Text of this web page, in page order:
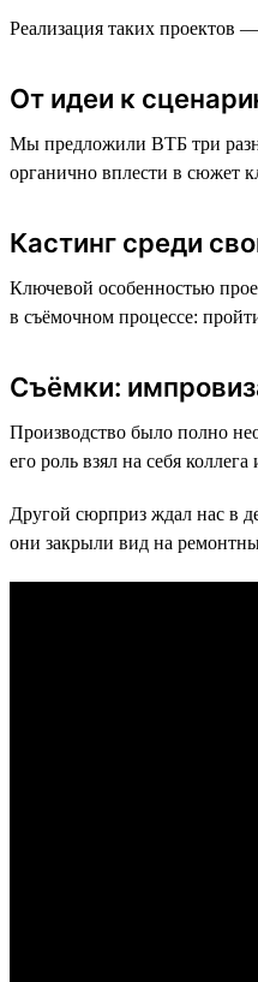
Реализация таких проектов
От идеи к
Мы предложили ВТБ три
органично вплести в сюжет
Кастинг среди
Ключевой особенностью
в съёмочном процессе:
Съёмки:
Производство было полно
его роль взял на себя
Другой сюрприз ждал нас в
они закрыли вид на